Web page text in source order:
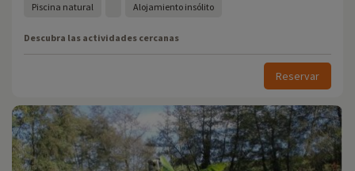
Piscina natural Alojamiento insólito
Descubra las actividades cercanas
Reservar